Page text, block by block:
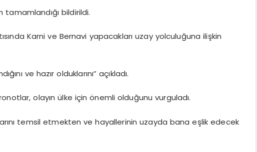
tamamlandığı bildirildi.
Karni ve Bernavi yapacakları uzay yolculuğuna ilişkin
ve hazır olduklarını” açıkladı.
olayın ülke için önemli olduğunu vurguladı.
temsil etmekten ve hayallerinin uzayda bana eşlik edecek